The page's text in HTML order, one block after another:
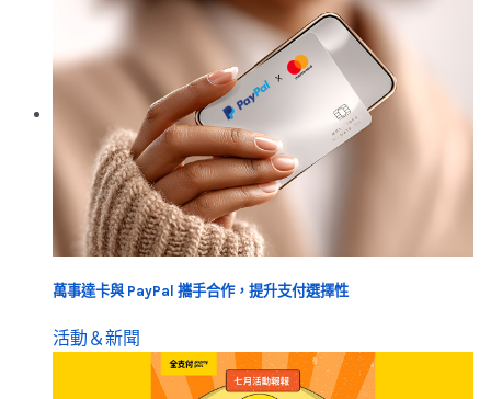
萬事達卡與 PayPal 攜手合作，提升支付選擇性
活動＆新聞